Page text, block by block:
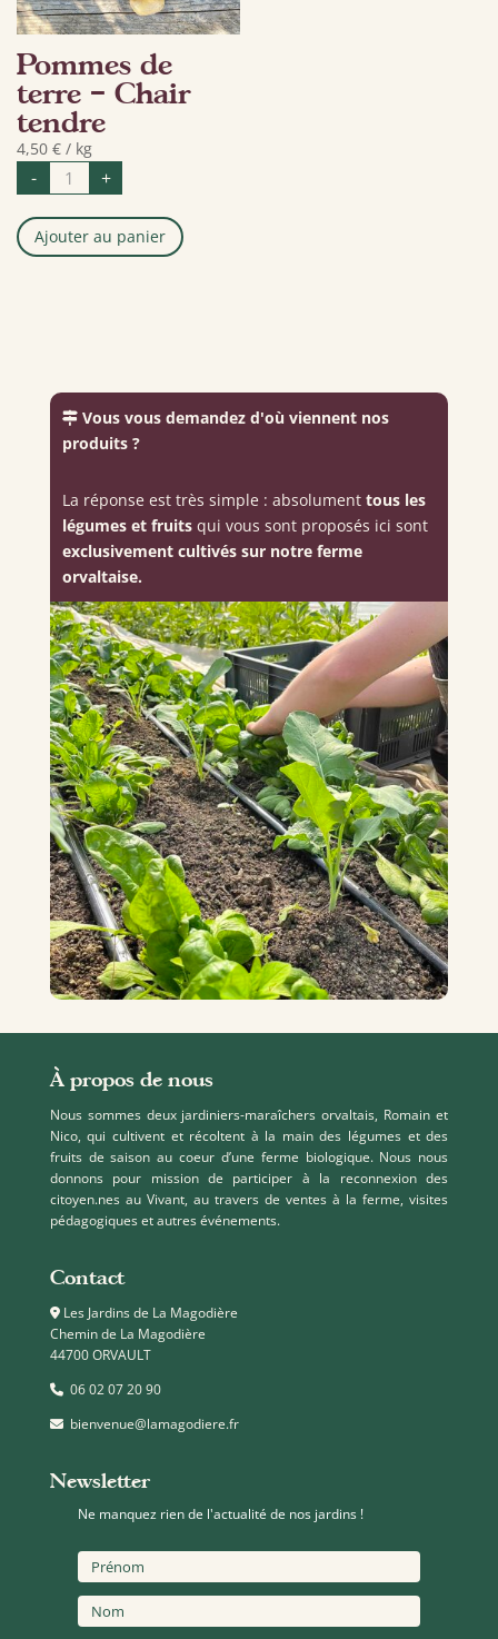
Pommes de
terre – Chair
tendre
4,50 € / kg
- quantité
Pommes
de
terre
-
Chair
+
Ajouter au panier
Vous vous demandez d'où viennent nos
produits ?
La réponse est très simple : absolument tous les
légumes et fruitsqui vous sont proposés ici sont
exclusivement cultivés sur notre ferme
orvaltaise.
À propos de nous
Nous sommes deux jardiniers-maraîchers orvaltais, Romain et
Nico, qui cultivent et récoltent à la main des légumes et des
fruits de saison au coeur d’une ferme biologique. Nous nous
donnons pour mission de participer à la reconnexion des
citoyen.nes au Vivant, au travers de ventes à la ferme, visites
pédagogiques et autres événements.
Contact
Les Jardins de La Magodière
Chemin de La Magodière
44700 ORVAULT
06 02 07 20 90
bienvenue@lamagodiere.fr
Newsletter
Ne manquez rien de l'actualité de nos jardins !